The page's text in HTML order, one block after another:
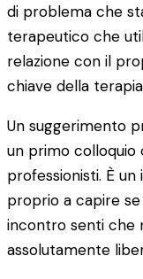
di problema che
terapeutico che
relazione con il
chiave della
Un suggerimento
un primo colloquio
professionisti. È
proprio a capire
incontro senti che
assolutamente